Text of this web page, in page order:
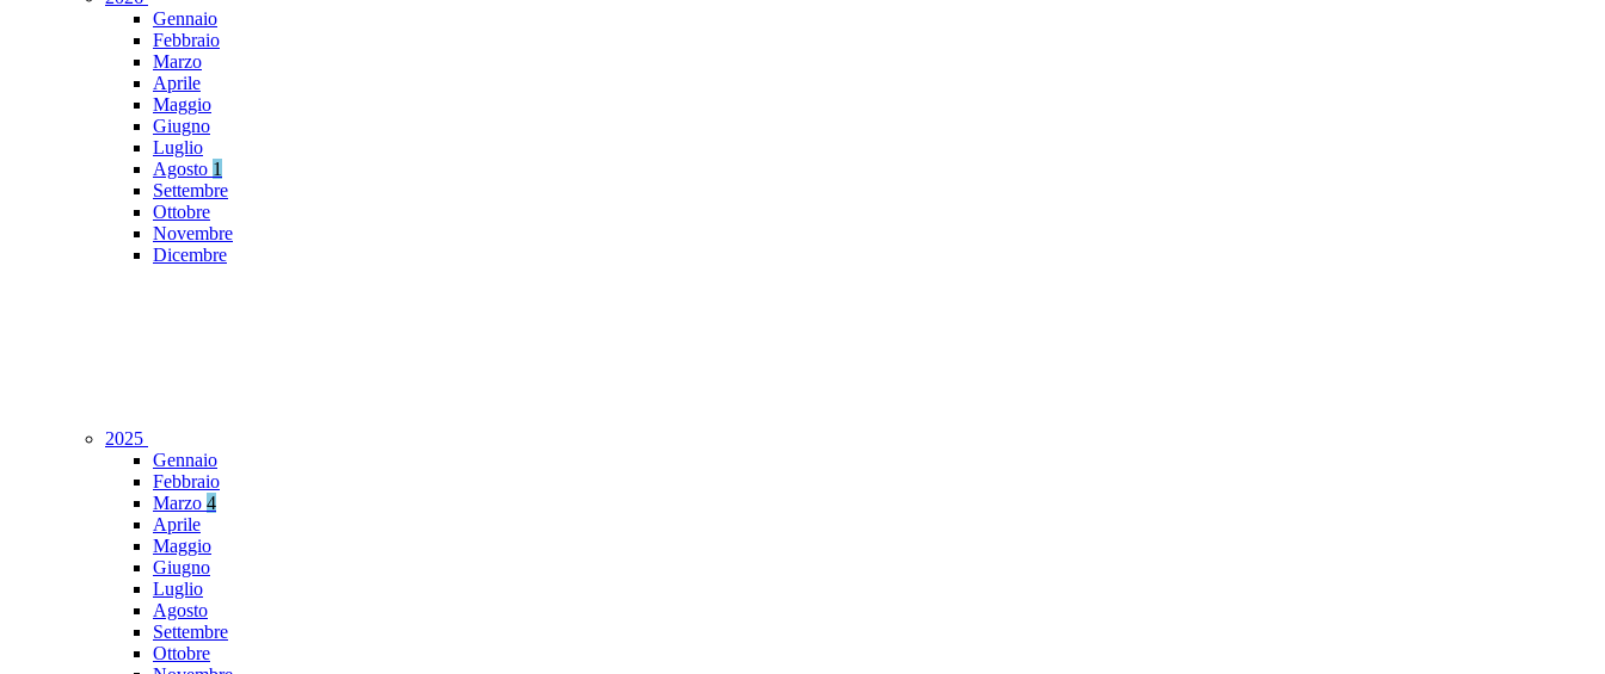
Gennaio
Febbraio
Marzo
Aprile
Maggio
Giugno
Luglio
Agosto 1
Settembre
Ottobre
Novembre
Dicembre
2025
Gennaio
Febbraio
Marzo 4
Aprile
Maggio
Giugno
Luglio
Agosto
Settembre
Ottobre